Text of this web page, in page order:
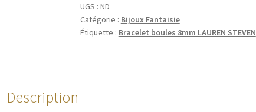
UGS : ND
Catégorie : Bijoux Fantaisie
Étiquette : Bracelet boules 8mm LAUREN STEVEN
Description